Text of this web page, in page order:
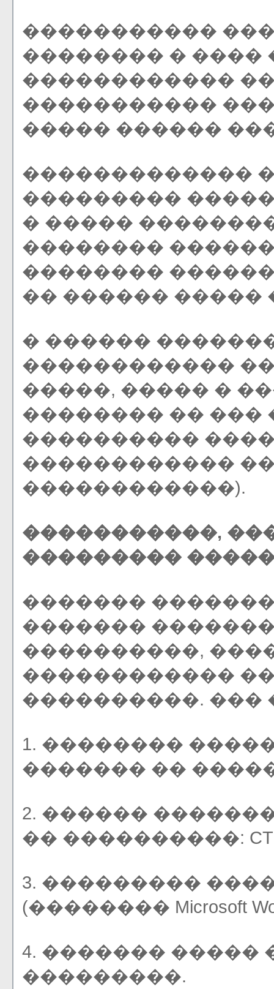
�����������
�������� � ����
������������
�����������
����� ������
�������������
���������
� �����
��������
��������
�� ������ �����
� ������
������������
�����, ����� �
�������� �� ���
����������
������������
������������).
�����������,
���������
�������
�������
����������,
������������
����������. ���
1. ��������
������� ��
2. ������
�� ����������:
3. ���������
(�������� Microsoft
4. �������
���������.